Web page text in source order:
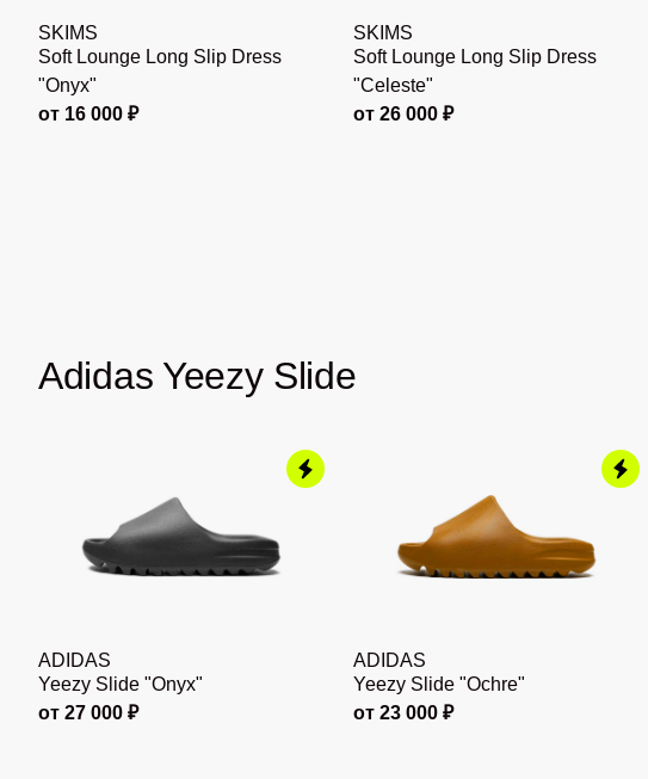
SKIMS
Soft Lounge Long Slip Dress
"Onyx"
от 16 000 ₽
SKIMS
Soft Lounge Long Slip Dress
"Celeste"
от 26 000 ₽
Adidas Yeezy Slide
ADIDAS
Yeezy Slide "Onyx"
от 27 000 ₽
ADIDAS
Yeezy Slide "Ochre"
от 23 000 ₽